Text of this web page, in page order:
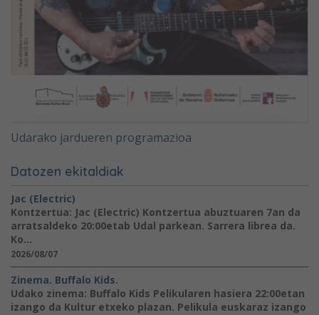
Udarako jardueren programazioa
Datozen ekitaldiak
Jac (Electric)
Kontzertua: Jac (Electric) Kontzertua abuztuaren 7an da
arratsaldeko 20:00etab Udal parkean. Sarrera librea da.
Ko...
2026/08/07
Zinema. Buffalo Kids.
Udako zinema: Buffalo Kids Pelikularen hasiera 22:00etan
izango da Kultur etxeko plazan. Pelikula euskaraz izango